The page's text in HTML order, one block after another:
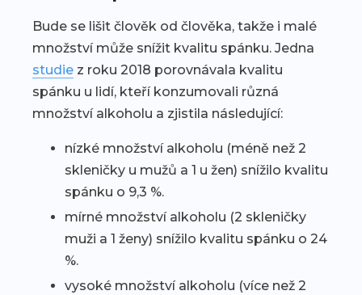
Bude se lišit člověk od člověka, takže i malé
množství může snížit kvalitu spánku. Jedna
studie z roku 2018 porovnávala kvalitu
spánku u lidí, kteří konzumovali různá
množství alkoholu a zjistila následující:
nízké množství alkoholu (méně než 2
skleničky u mužů a 1 u žen) snížilo kvalitu
spánku o 9,3 %.
mírné množství alkoholu (2 skleničky
muži a 1 ženy) snížilo kvalitu spánku o 24
%.
vysoké množství alkoholu (více než 2